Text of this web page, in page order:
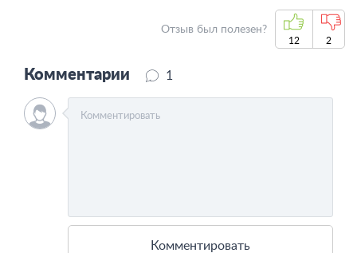
Отзыв был полезен?
12 2
Комментарии 1
Комментировать